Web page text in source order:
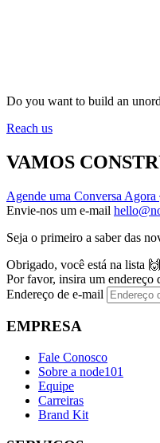
Do you want to build an
Reach us
VAMOS
Agende uma Conversa Agora
Envie-nos um e-mail
Seja o primeiro a saber das
Obrigado, você está na lista 🙌
Por favor, insira um endereço
Endereço de e-mail
EMPRESA
Fale Conosco
Sobre a node101
Equipe
Carreiras
Brand Kit